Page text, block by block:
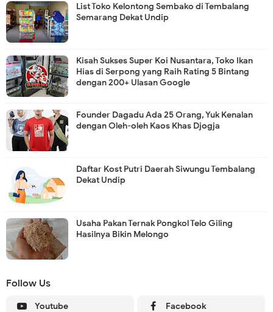
List Toko Kelontong Sembako di Tembalang
Semarang Dekat Undip
Kisah Sukses Super Koi Nusantara, Toko Ikan
Hias di Serpong yang Raih Rating 5 Bintang
dengan 200+ Ulasan Google
Founder Dagadu Ada 25 Orang, Yuk Kenalan
dengan Oleh-oleh Kaos Khas Djogja
Daftar Kost Putri Daerah Siwungu Tembalang
Dekat Undip
Usaha Pakan Ternak Pongkol Telo Giling
Hasilnya Bikin Melongo
Follow Us
Youtube Facebook